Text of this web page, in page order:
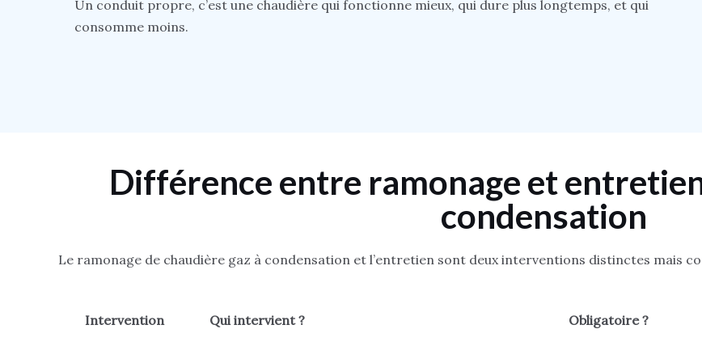
Un conduit propre, c’est une chaudière qui fonctionne mieux, qui dure plus longtemps, et qui
consomme moins.
Différence entre ramonage et
condensation
Le ramonage de chaudière gaz à condensation et l’entretien sont deux interventions distinctes mais
Intervention Qui intervient ? Obligatoire ?